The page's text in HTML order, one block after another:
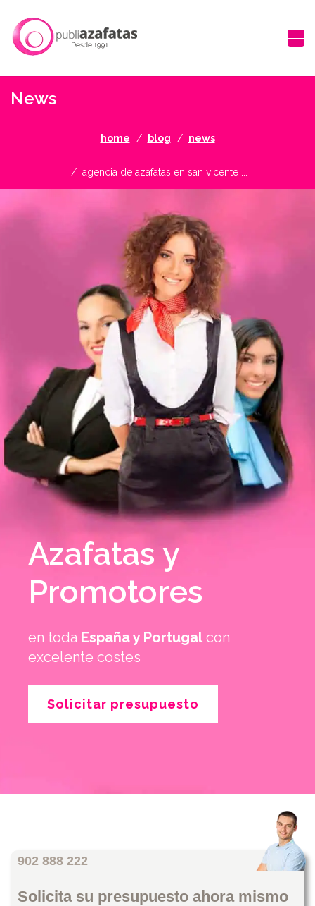
News
home blog news
agencia de azafatas en san vicente ...
Azafatas y
Promotores
en toda España y Portugal con
excelente costes
Solicitar presupuesto
902 888 222
Solicita su presupuesto ahora mismo